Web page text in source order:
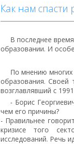
Как нам спасти
В последнее
образовании. И
По мнению многих
образования. Своей
возглавлявший с
- Борис
чем его причины?
- Правильнее
кризисе того
исследований. Речь